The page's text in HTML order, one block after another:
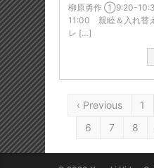
柳原勇作 ①9:20-
11:00 親睦＆入れ替
レ […]
‹ Previous 1
6
7 8